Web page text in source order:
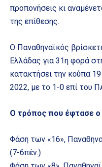
προπονήσεις κι
της επίθεσης.
Ο Παναθηναϊκός
Ελλάδας για 31η φορά
κατακτήσει την κούπα
2022, με το 1-0 επί του
Ο τρόπος που έφτασε ο
Φάση των «16»,
(7-6πέν.)